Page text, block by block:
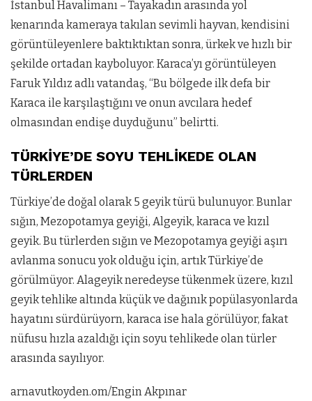
İstanbul Havalimanı – Tayakadın arasında yol
kenarında kameraya takılan sevimli hayvan, kendisini
görüntüleyenlere baktıktıktan sonra, ürkek ve hızlı bir
şekilde ortadan kayboluyor. Karaca’yı görüntüleyen
Faruk Yıldız adlı vatandaş, “Bu bölgede ilk defa bir
Karaca ile karşılaştığını ve onun avcılara hedef
olmasından endişe duyduğunu” belirtti.
TÜRKİYE’DE SOYU TEHLİKEDE OLAN
TÜRLERDEN
Türkiye’de doğal olarak 5 geyik türü bulunuyor. Bunlar
sığın, Mezopotamya geyiği, Algeyik, karaca ve kızıl
geyik. Bu türlerden sığın ve Mezopotamya geyiği aşırı
avlanma sonucu yok olduğu için, artık Türkiye’de
görülmüyor. Alageyik neredeyse tükenmek üzere, kızıl
geyik tehlike altında küçük ve dağınık popülasyonlarda
hayatını sürdürüyorn, karaca ise hala görülüyor, fakat
nüfusu hızla azaldığı için soyu tehlikede olan türler
arasında sayılıyor.
arnavutkoyden.om/Engin Akpınar